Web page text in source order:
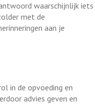
waarschijnlijk iets
met de
aan je
in de opvoeding en
advies geven en